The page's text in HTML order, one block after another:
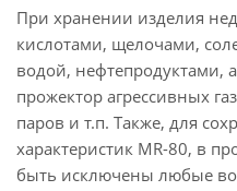
При хранении изделия
кислотами, щелочами,
водой, нефтепродуктами,
прожектор агрессивных
паров и т.п. Также, для
характеристик MR-80, в
быть исключены любые